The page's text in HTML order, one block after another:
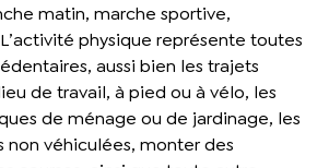
matin, marche sportive,
physique représente toutes
aussi bien les trajets
de travail, à pied ou à vélo, les
de ménage ou de jardinage, les
non véhiculées, monter des